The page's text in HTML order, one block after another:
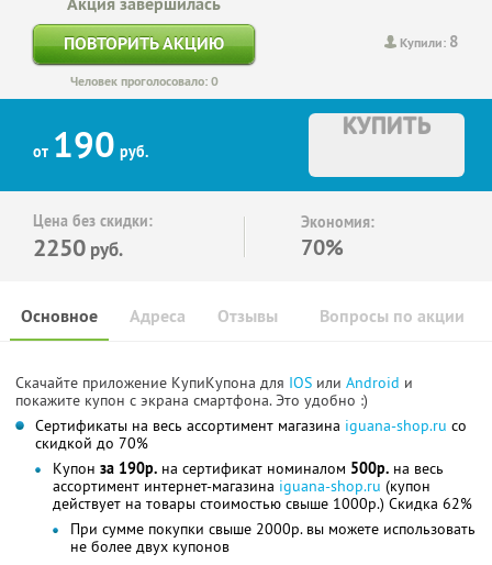
Купили: 8
ПОВТОРИТЬ АКЦИЮ
Человек проголосовало: 0
от 190 руб.
КУПИТЬ
Цена без скидки:
2250 руб.
Экономия:
70%
Основное Отзывы Вопросы по акции
Адреса
Скачайте приложение КупиКупона для IOS или Android и
покажите купон с экрана смартфона. Это удобно :)
Сертификаты на весь ассортимент магазина iguana-shop.ru со
скидкой до 70%
Купон за 190р. на сертификат номиналом 500р. на весь
ассортимент интернет-магазина iguana-shop.ru (купон
действует на товары стоимостью свыше 1000р.) Скидка 62%
При сумме покупки свыше 2000р. вы можете использовать
не более двух купонов